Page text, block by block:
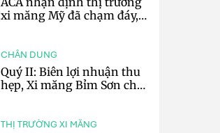
xi măng Mỹ đã chạm đáy,
CHÂN DUNG
Quý II: Biên lợi nhuận thu
hẹp, Xi măng Bỉm Sơn chỉ
THỊ TRƯỜNG XI MĂNG